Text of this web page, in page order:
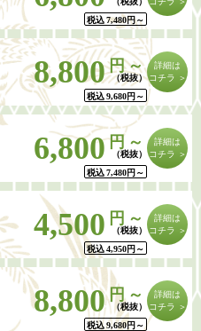
税込7,480円～
8,800円～
税込9,680円 ～
詳細は
コチラ ＞
6,800円～
税込7,480円 ～
詳細は
コチラ ＞
4,500 円～
税込4,950円 ～
詳細は
コチラ ＞
8,800 円～
税込9,680円 ～
詳細は
コチラ ＞